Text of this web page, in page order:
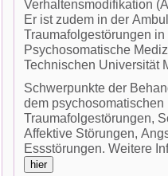
Verhaltensmodifikation
Er ist zudem in der
Traumafolgestörungen
Psychosomatische
Technischen Universität
Schwerpunkte der
dem
Traumafolgestörungen,
Affektive Störungen,
Essstörungen. Weitere